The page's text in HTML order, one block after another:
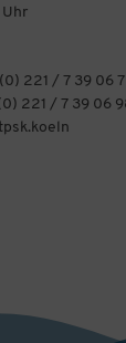
221 / 7 39 06
221 / 7 39 06